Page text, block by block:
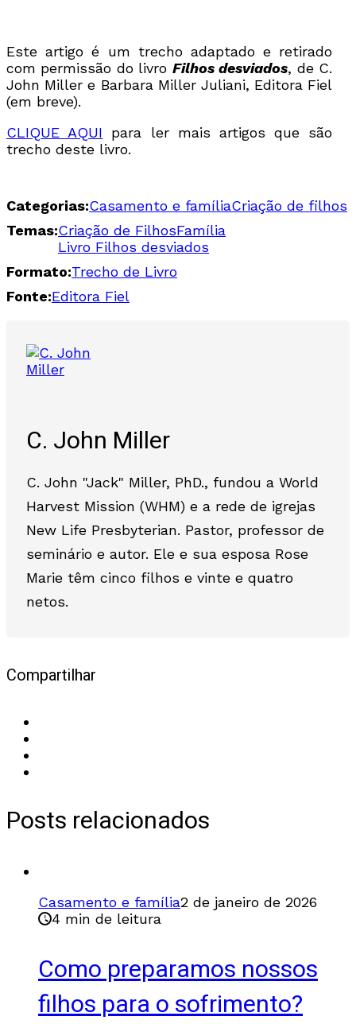
Este artigo é um trecho adaptado e retirado
com permissão do livro Filhos desviados, de C.
John Miller e Barbara Miller Juliani, Editora Fiel
(em breve).
CLIQUE AQUI para ler mais artigos que são
trecho deste livro.
Categorias:Casamento e famíliaCriação de filhos
Temas:Criação de FilhosFamília
Livro Filhos desviados
Formato:Trecho de Livro
Fonte:Editora Fiel
C. John Miller
C. John "Jack" Miller, PhD., fundou a World
Harvest Mission (WHM) e a rede de igrejas
New Life Presbyterian. Pastor, professor de
seminário e autor. Ele e sua esposa Rose
Marie têm cinco filhos e vinte e quatro
netos.
Compartilhar
Posts relacionados
Casamento e família2 de janeiro de 2026
4 min de leitura
Como preparamos nossos
filhos para o sofrimento?